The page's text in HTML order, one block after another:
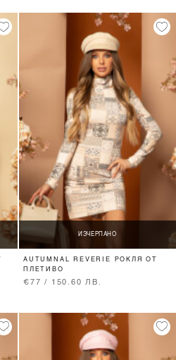
ИЗЧЕРПАНО
AUTUMNAL REVERIE РОКЛЯ ОТ
ПЛЕТИВО
€77 / 150.60 ЛВ.